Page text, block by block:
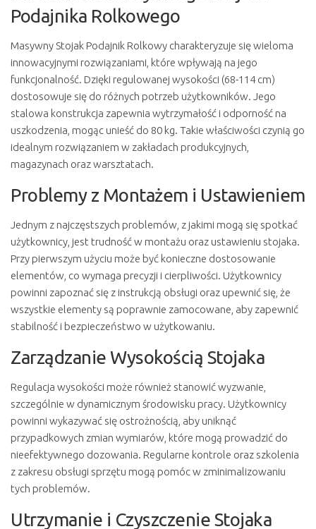
Podajnika Rolkowego
Masywny Stojak Podajnik Rolkowy charakteryzuje się wieloma
innowacyjnymi rozwiązaniami, które wpływają na jego
funkcjonalność. Dzięki regulowanej wysokości (68-114 cm)
dostosowuje się do różnych potrzeb użytkowników. Jego
stalowa konstrukcja zapewnia wytrzymałość i odporność na
uszkodzenia, mogąc unieść do 80 kg. Takie właściwości czynią go
idealnym rozwiązaniem w zakładach produkcyjnych,
magazynach oraz warsztatach.
Problemy z Montażem i Ustawieniem
Jednym z najczęstszych problemów, z jakimi mogą się spotkać
użytkownicy, jest trudność w montażu oraz ustawieniu stojaka.
Przy pierwszym użyciu może być konieczne dostosowanie
elementów, co wymaga precyzji i cierpliwości. Użytkownicy
powinni zapoznać się z instrukcją obsługi oraz upewnić się, że
wszystkie elementy są poprawnie zamocowane, aby zapewnić
stabilność i bezpieczeństwo w użytkowaniu.
Zarządzanie Wysokością Stojaka
Regulacja wysokości może również stanowić wyzwanie,
szczególnie w dynamicznym środowisku pracy. Użytkownicy
powinni wykazywać się ostrożnością, aby uniknąć
przypadkowych zmian wymiarów, które mogą prowadzić do
nieefektywnego dozowania. Regularne kontrole oraz szkolenia
z zakresu obsługi sprzętu mogą pomóc w zminimalizowaniu
tych problemów.
Utrzymanie i Czyszczenie Stojaka